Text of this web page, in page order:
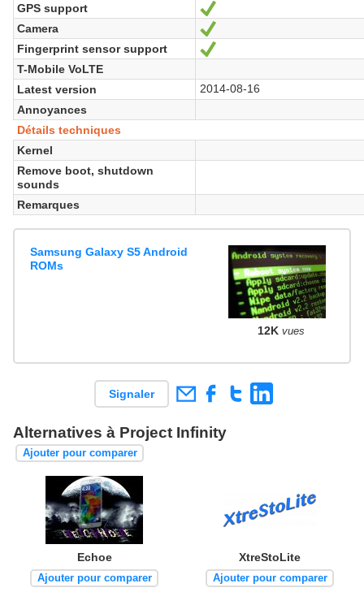
GPS support
Oui
Camera
Oui
Fingerprint sensor support
Oui
T-Mobile VoLTE
Latest version
2014-08-16
Annoyances
Détails techniques
Kernel
Remove boot, shutdown
sounds
Remarques
Samsung Galaxy S5 Android
ROMs
12K vues
Signaler
Alternatives à Project Infinity
Ajouter pour comparer
Echoe
Ajouter pour comparer
XtreStoLite
Ajouter pour comparer